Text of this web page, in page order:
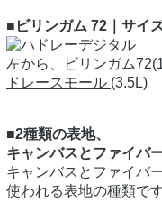
■ビリンガム 72｜サイ
左から、ビリンガム
ドレースモール (3.5L)
■2種類の表地、
キャンバスとファイバ
キャンバスとファイバ
使われる表地の種類です